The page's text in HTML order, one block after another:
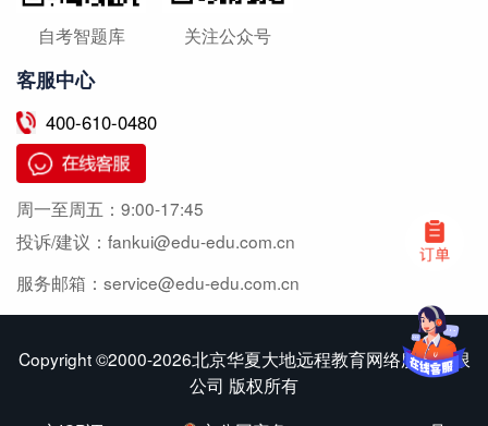
自考智题库 关注公众号
客服中心
400-610-0480
周一至周五： 9:00-17:45
投诉/建议： fankui@edu-edu.com.cn
服务邮箱： service@edu-edu.com.cn
Copyright ©2000-2026北京华夏大地远程教育网络服务有限
公司 版权所有